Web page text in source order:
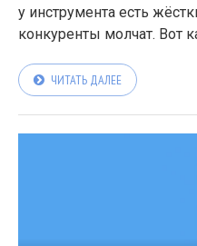
у инструмента есть
конкуренты молчат. Вот
ЧИТАТЬ ДАЛЕЕ